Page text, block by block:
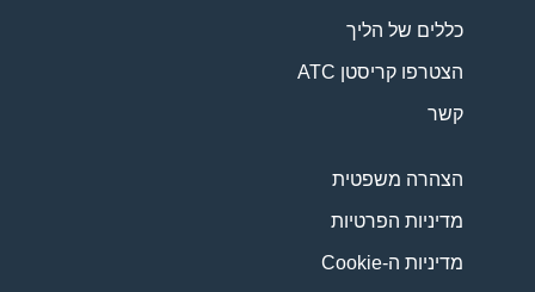
כללים של הליך
הצטרפו קריסטן ATC
קשר
הצהרה משפטית
מדיניות הפרטיות
מדיניות ה-Cookie